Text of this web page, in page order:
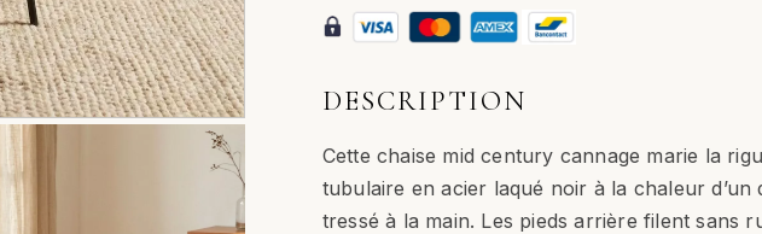
Chaise
Moutarde
DESCRIPTION
Cette chaise mid century cannage marie la
tubulaire en acier laqué noir à la chaleur d’un
tressé à la main. Les pieds arrière filent sans